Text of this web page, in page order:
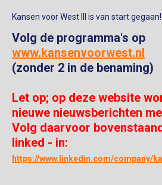
Kansen voor West III is van start gegaan!
Volg de programma's op
www.kansenvoorwest.nl
(zonder 2 in de benaming)
Let op; op deze website
nieuwe nieuwsberichten
Volg daarvoor
linked - in:
https://www.linkedin.com/company/